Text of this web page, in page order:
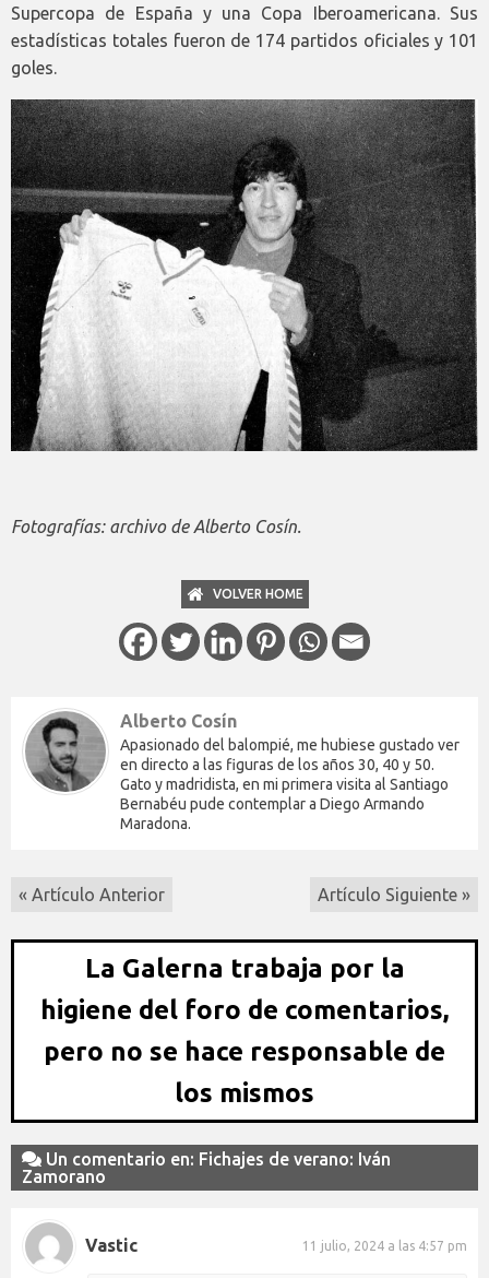
Supercopa de España y una Copa Iberoamericana. Sus
estadísticas totales fueron de 174 partidos oficiales y 101
goles.
Fotografías: archivo de Alberto Cosín.
VOLVER HOME
Alberto Cosín
Apasionado del balompié, me hubiese gustado ver
en directo a las figuras de los años 30, 40 y 50.
Gato y madridista, en mi primera visita al Santiago
Bernabéu pude contemplar a Diego Armando
Maradona.
« Artículo Anterior Artículo Siguiente »
La Galerna trabaja por la
higiene del foro de comentarios,
pero no se hace responsable de
los mismos
Un comentario en: Fichajes de verano: Iván
Zamorano
Vastic 11 julio, 2024 a las 4:57 pm